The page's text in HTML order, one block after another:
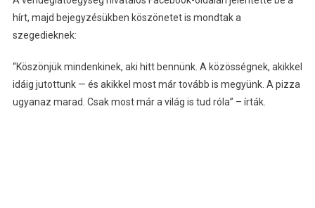
hírt, majd bejegyzésükben köszönetet is mondtak a
szegedieknek:
“Köszönjük mindenkinek, aki hitt bennünk. A közösségnek, akikkel
idáig jutottunk — és akikkel most már tovább is megyünk. A pizza
ugyanaz marad. Csak most már a világ is tud róla” – írták.